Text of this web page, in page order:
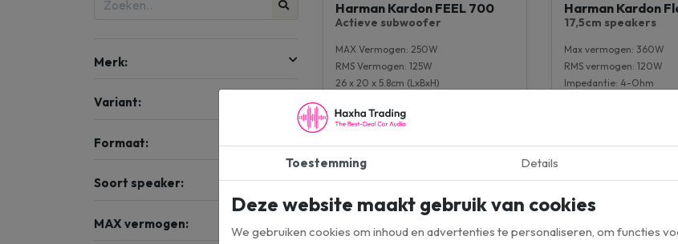
Harman Kardon FEEL 700
Actieve subwoofer
MAX Vermogen: 250W
RMS Vermogen: 125W
26 x 20 x 5.8cm (LxBxH)
Formaat: 6.5 inch
€ 239,00
Bestel direct
Harman Kardon
17,5cm speakers
Max vermogen: 360W
RMS vermogen: 120W
Impedantie: 4-Ohm
Bestel
Merk:
Variant:
Formaat:
Soort speaker:
MAX vermogen:
Toestemming Details
Deze website maakt gebruik van cookies
We gebruiken cookies om inhoud en advertenties te personaliseren, om functies